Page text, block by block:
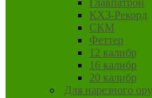
Главпатрон
КХЗ-Рекорд
СКМ
Феттер
12 калибр
16 калибр
20 калибр
Для нарезного